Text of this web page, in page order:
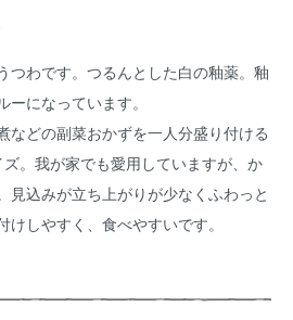
つわです。つるんとした白の釉薬。釉
になっています。
などの副菜おかずを一人分盛り付ける
。我が家でも愛用していますが、か
見込みが立ち上がりが少なくふわっと
しやすく、食べやすいです。